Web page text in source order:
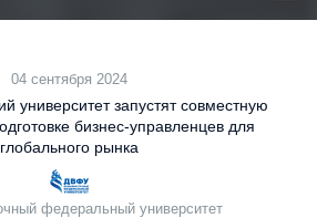
04 сентября 2024
университет запустят совместную
бизнес-управленцев для
глобального рынка
федеральный университет